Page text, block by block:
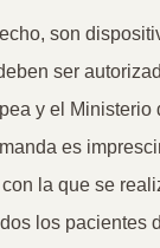
son
ser
y el Ministerio
es
la que se
los pacientes